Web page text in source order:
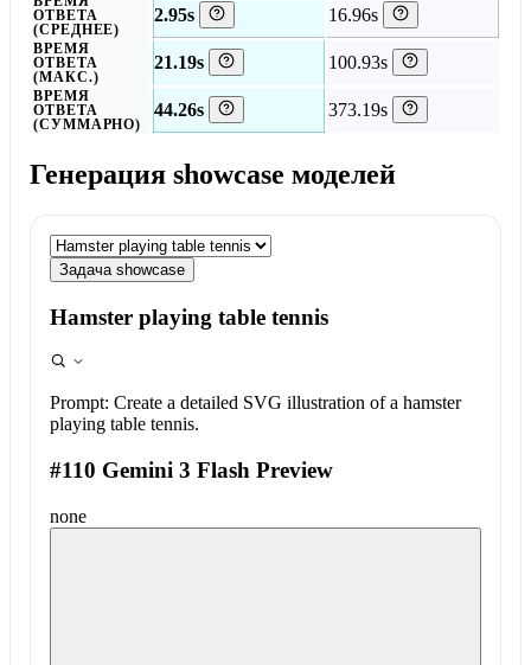
ОТВЕТА
(СРЕДНЕЕ)
2.95s 16.96s
ВРЕМЯ
ОТВЕТА
(МАКС.)
21.19s 100.93s
ВРЕМЯ
ОТВЕТА
(СУММАРНО)
44.26s 373.19s
Генерация showcase моделей
Задача showcase
Hamster playing table tennis
Prompt: Create a detailed SVG illustration of a hamster
playing table tennis.
#110 Gemini 3 Flash Preview
none